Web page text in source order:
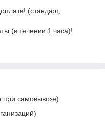
(стандарт,
(в течении 1 часа)!
при самовывозе)